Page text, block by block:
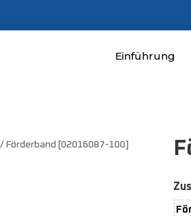
Einführung
/ Förderband [02016087-100]